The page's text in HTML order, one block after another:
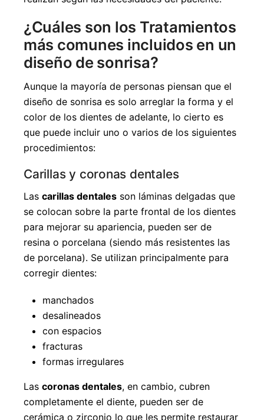
¿Cuáles son los Tratamientos
más comunes incluidos en un
diseño de sonrisa?
Aunque la mayoría de personas piensan que el
diseño de sonrisa es solo arreglar la forma y el
color de los dientes de adelante, lo cierto es
que puede incluir uno o varios de los siguientes
procedimientos:
Carillas y coronas dentales
Las carillas dentales son láminas delgadas que
se colocan sobre la parte frontal de los dientes
para mejorar su apariencia, pueden ser de
resina o porcelana (siendo más resistentes las
de porcelana). Se utilizan principalmente para
corregir dientes:
manchados
desalineados
con espacios
fracturas
formas irregulares
Las coronas dentales, en cambio, cubren
completamente el diente, pueden ser de
cerámica o zirconio lo que les permite restaurar